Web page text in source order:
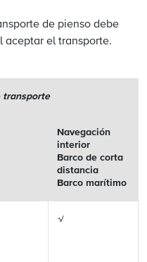
de pienso debe
aceptar el transporte.
transporte
Navegación
interior
Barco de corta
distancia
Barco marítimo
√